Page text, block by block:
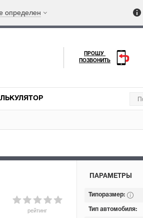
определен
ПРОШУ
ПОЗВОНИТЬ
рейтинг
ПАРАМЕТРЫ
Типоразмер:
Тип автомобиля: